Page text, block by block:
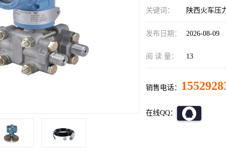
关键词： 陕西火车压
发布日期： 2026-08-09
阅 读 量： 13
销售电话：
在线QQ：